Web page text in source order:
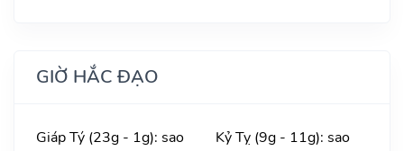
GIỜ HẮC ĐẠO
Giáp Tý (23g - 1g): sao
Kỷ Tỵ (9g - 11g): sao